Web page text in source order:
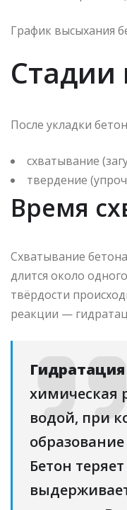
График высыхания
Стадии
После укладки
схватывание
твердение
Время
Схватывание
длится около
твёрдости
реакции —
химическая
водой, при
Бетон